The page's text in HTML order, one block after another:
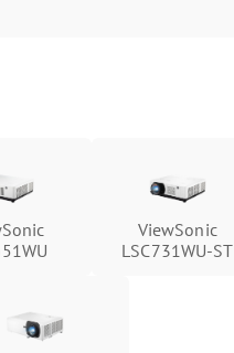
ViewSonic
LSC731WU-ST